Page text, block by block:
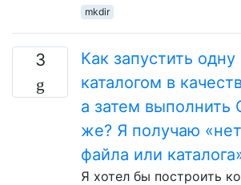
mkdir
3
Как запустить
каталогом в
а затем выполнить
же? Я получаю «нет
файла или
Я хотел бы построить